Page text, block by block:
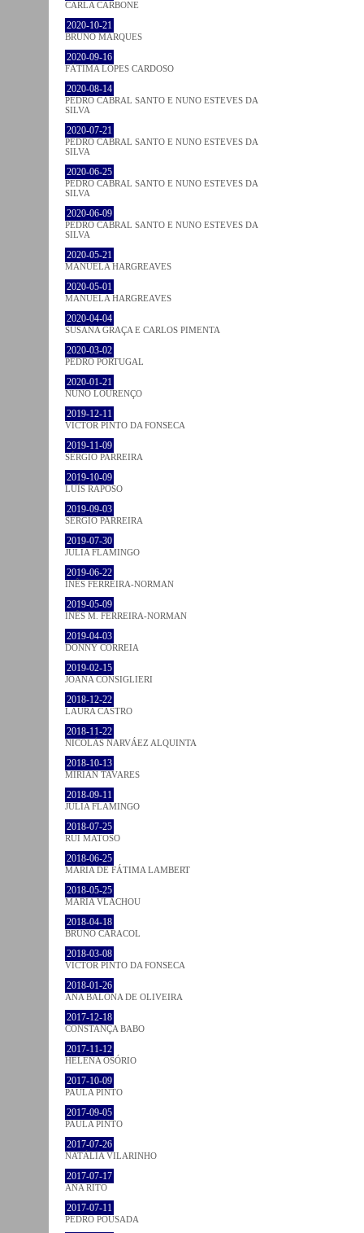
CARLA CARBONE
2020-10-21
BRUNO MARQUES
2020-09-16
FÁTIMA LOPES CARDOSO
2020-08-14
PEDRO CABRAL SANTO E NUNO ESTEVES DA
SILVA
2020-07-21
PEDRO CABRAL SANTO E NUNO ESTEVES DA
SILVA
2020-06-25
PEDRO CABRAL SANTO E NUNO ESTEVES DA
SILVA
2020-06-09
PEDRO CABRAL SANTO E NUNO ESTEVES DA
SILVA
2020-05-21
MANUELA HARGREAVES
2020-05-01
MANUELA HARGREAVES
2020-04-04
SUSANA GRAÇA E CARLOS PIMENTA
2020-03-02
PEDRO PORTUGAL
2020-01-21
NUNO LOURENÇO
2019-12-11
VICTOR PINTO DA FONSECA
2019-11-09
SÉRGIO PARREIRA
2019-10-09
LUÍS RAPOSO
2019-09-03
SÉRGIO PARREIRA
2019-07-30
JULIA FLAMINGO
2019-06-22
INÊS FERREIRA-NORMAN
2019-05-09
INÊS M. FERREIRA-NORMAN
2019-04-03
DONNY CORREIA
2019-02-15
JOANA CONSIGLIERI
2018-12-22
LAURA CASTRO
2018-11-22
NICOLÁS NARVÁEZ ALQUINTA
2018-10-13
MIRIAN TAVARES
2018-09-11
JULIA FLAMINGO
2018-07-25
RUI MATOSO
2018-06-25
MARIA DE FÁTIMA LAMBERT
2018-05-25
MARIA VLACHOU
2018-04-18
BRUNO CARACOL
2018-03-08
VICTOR PINTO DA FONSECA
2018-01-26
ANA BALONA DE OLIVEIRA
2017-12-18
CONSTANÇA BABO
2017-11-12
HELENA OSÓRIO
2017-10-09
PAULA PINTO
2017-09-05
PAULA PINTO
2017-07-26
NATÁLIA VILARINHO
2017-07-17
ANA RITO
2017-07-11
PEDRO POUSADA